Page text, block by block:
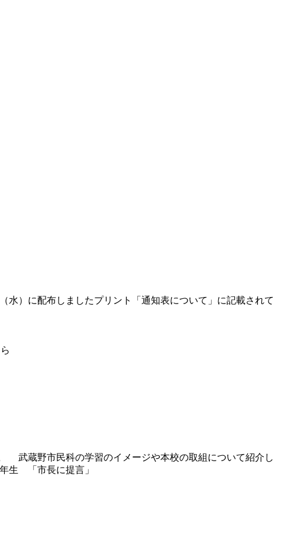
）に配布しましたプリント「通知表について」に記載されて
ら
武蔵野市民科の学習のイメージや本校の取組について紹介し
年生 「市長に提言」